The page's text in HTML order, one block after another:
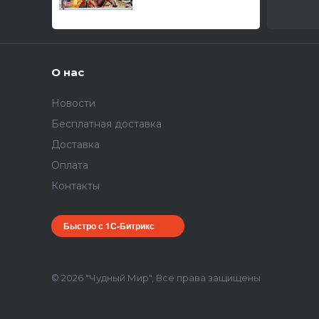
О нас
Новости
Бесплатная доставка
Доставка
Оплата
Контакты
Быстро с 1С-Битрикс
© 2026 "Чудный Мир", Все права защищены